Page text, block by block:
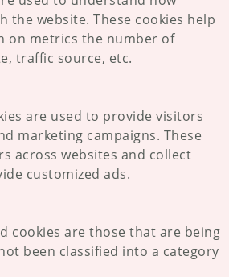
the website. These cookies help
on metrics the number of
traffic source, etc.
are used to provide visitors
marketing campaigns. These
across websites and collect
customized ads.
cookies are those that are being
been classified into a category